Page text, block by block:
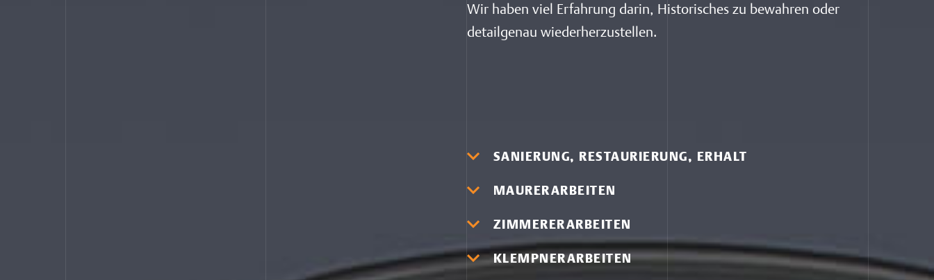
Wir haben viel Erfahrung darin, Historisches zu bewahren oder
detailgenau wiederherzustellen.
SANIERUNG, RESTAURIERUNG, ERHALT
MAURERARBEITEN
ZIMMERERARBEITEN
KLEMPNERARBEITEN